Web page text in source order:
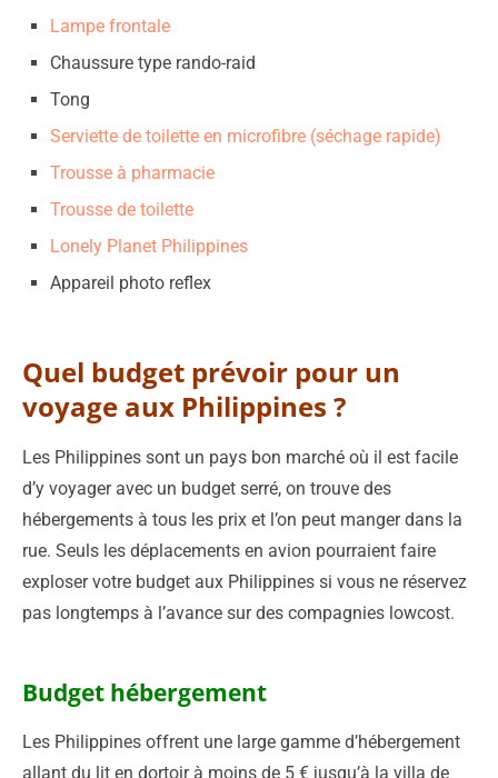
Lampe frontale
Chaussure type rando-raid
Tong
Serviette de toilette en microfibre (séchage rapide)
Trousse à pharmacie
Trousse de toilette
Lonely Planet Philippines
Appareil photo reflex
Quel budget prévoir pour un
voyage aux Philippines ?
Les Philippines sont un pays bon marché où il est facile
d’y voyager avec un budget serré, on trouve des
hébergements à tous les prix et l’on peut manger dans la
rue. Seuls les déplacements en avion pourraient faire
exploser votre budget aux Philippines si vous ne réservez
pas longtemps à l’avance sur des compagnies lowcost.
Budget hébergement
Les Philippines offrent une large gamme d’hébergement
allant du lit en dortoir à moins de 5 € jusqu’à la villa de